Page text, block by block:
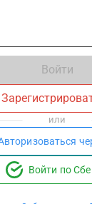
Войти
или
Войти по